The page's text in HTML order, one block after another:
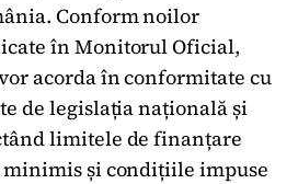
Conform noilor
în Monitorul Oficial,
acorda în conformitate cu
de legislația națională și
limitele de finanțare
și condițiile impuse